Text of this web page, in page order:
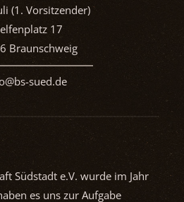
(1. Vorsitzender)
17
Braunschweig
sued.de
Südstadt e.V. wurde im Jahr
es uns zur Aufgabe